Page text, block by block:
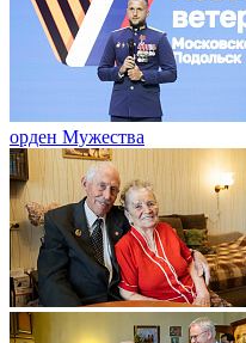
орден Мужества